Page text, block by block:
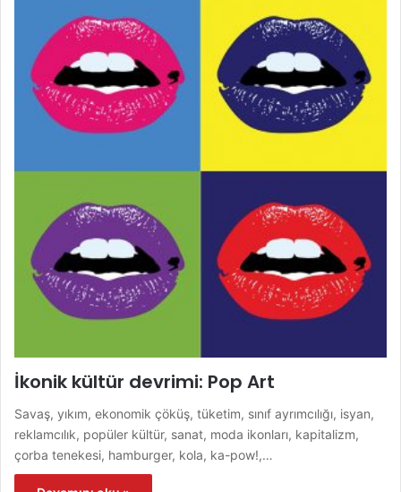
İkonik kültür devrimi: Pop Art
Savaş, yıkım, ekonomik çöküş, tüketim, sınıf ayrımcılığı, isyan,
reklamcılık, popüler kültür, sanat, moda ikonları, kapitalizm,
çorba tenekesi, hamburger, kola, ka-pow!,…